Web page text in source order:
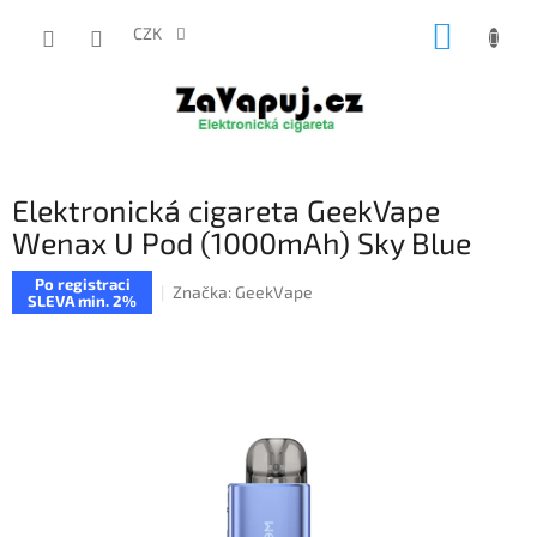
CZK
Elektronická cigareta GeekVape
Wenax U Pod (1000mAh) Sky Blue
Po registraci
SLEVA min. 2%
Značka: GeekVape